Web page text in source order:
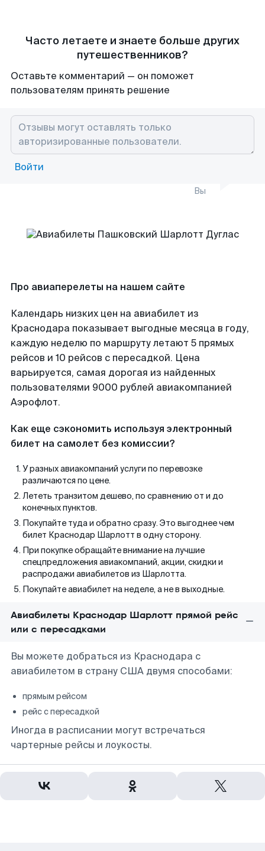
Часто летаете и знаете больше других
путешественников?
Оставьте комментарий — он поможет
пользователям принять решение
Войти
Вы
Про авиаперелеты на нашем сайте
Календарь низких цен на авиабилет из
Краснодара показывает выгодные месяца в году,
каждую неделю по маршруту летают 5 прямых
рейсов и 10 рейсов с пересадкой. Цена
варьируется, самая дорогая из найденных
пользователями 9000 рублей авиакомпанией
Аэрофлот.
Как еще сэкономить используя электронный
билет на самолет без комиссии?
У разных авиакомпаний услуги по перевозке
различаются по цене.
Лететь транзитом дешево, по сравнению от и до
конечных пунктов.
Покупайте туда и обратно сразу. Это выгоднее чем
билет Краснодар Шарлотт в одну сторону.
При покупке обращайте внимание на лучшие
спецпредложения авиакомпаний, акции, скидки и
распродажи авиабилетов из Шарлотта.
Покупайте авиабилет на неделе, а не в выходные.
Авиабилеты Краснодар Шарлотт прямой рейс
или с пересадками
Вы можете добраться из Краснодара с
авиабилетом в страну США двумя способами:
прямым рейсом
рейс с пересадкой
Иногда в расписании могут встречаться
чартерные рейсы и лоукосты.